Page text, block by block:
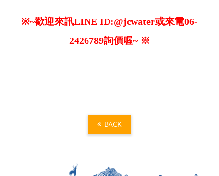
※~歡迎來訊LINE ID:@jcwater或來電06-
2426789詢價喔~ ※
BACK